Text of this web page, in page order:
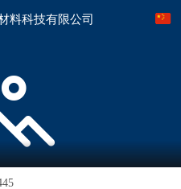
料科技有限公司